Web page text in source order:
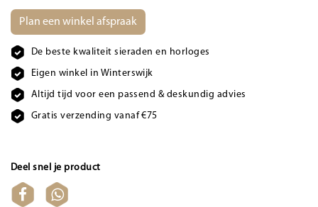
Plan een winkel afspraak
De beste kwaliteit sieraden en horloges
Eigen winkel in Winterswijk
Altijd tijd voor een passend & deskundig advies
Gratis verzending vanaf €75
Deel snel je product